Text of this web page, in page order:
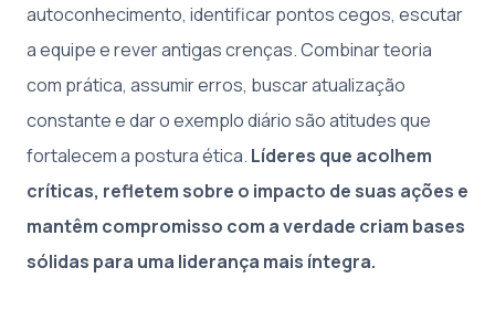
autoconhecimento, identificar pontos cegos, escutar
a equipe e rever antigas crenças. Combinar teoria
com prática, assumir erros, buscar atualização
constante e dar o exemplo diário são atitudes que
fortalecem a postura ética. Líderes que acolhem
críticas, refletem sobre o impacto de suas ações e
mantêm compromisso com a verdade criam bases
sólidas para uma liderança mais íntegra.